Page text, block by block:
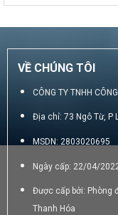
là:
VỀ CHÚNG TÔI
CÔNG TY TNHH
Địa chỉ: 73 Ngô Từ, P
MSDN: 2803020695
Ngày cấp: 22/04/
Được cấp bởi: Phòng
Thanh Hóa